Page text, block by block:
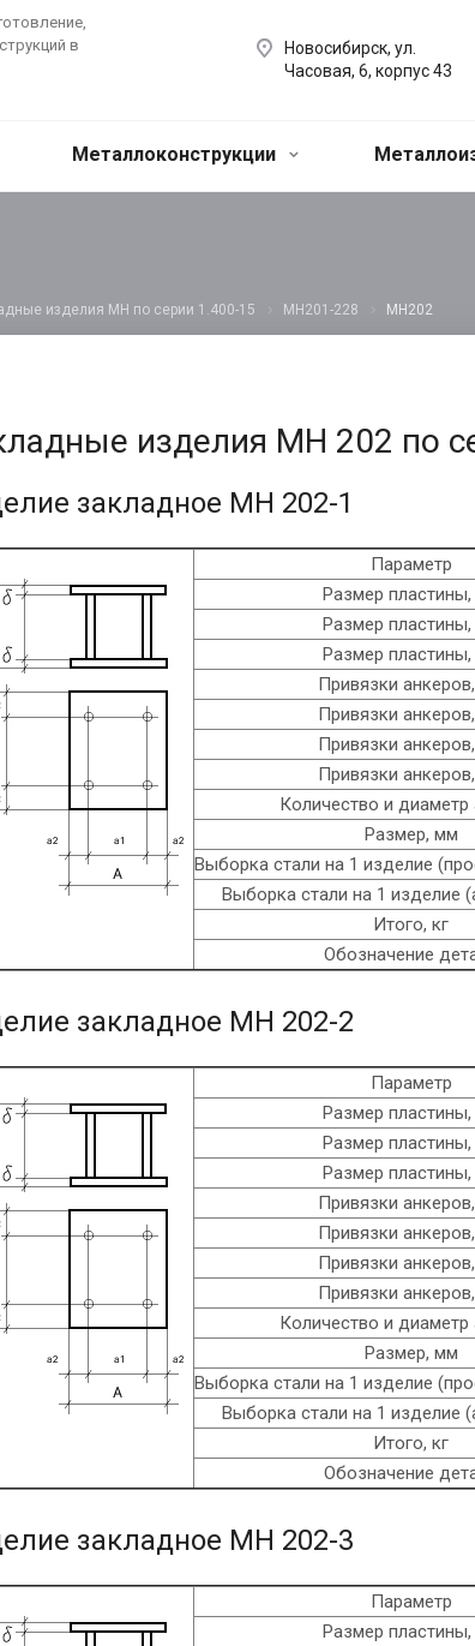
в
Новосибирск, ул.
Часовая, 6, корпус 43
Металлоконструкции
изделия МН по серии 1.400-15 МН201-228 МН202
изделия МН 202 по
закладное МН 202-1
Параметр
Размер
Размер
Размер
Привязки
Привязки
Привязки
Привязки
Количество и диаметр
Размер, мм
Выборка стали на 1 изделие
Выборка стали на 1 изделие
Итого, кг
Обозначение
закладное МН 202-2
Параметр
Размер
Размер
Размер
Привязки
Привязки
Привязки
Привязки
Количество и диаметр
Размер, мм
Выборка стали на 1 изделие
Выборка стали на 1 изделие
Итого, кг
Обозначение
закладное МН 202-3
Параметр
Размер